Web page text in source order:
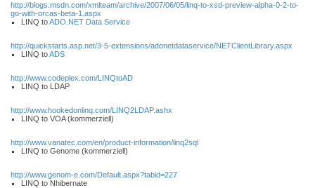
http://blogs.msdn.com/xmlteam/archive/2007/06/05/linq-to-xsd-preview-alpha-0-2-to-
go-with-orcas-beta-1.aspx
LINQ toADO.NET Data Service
http://quickstarts.asp.net/3-5-extensions/adonetdataservice/NETClientLibrary.aspx
LINQ toADS
http://www.codeplex.com/LINQtoAD
LINQ to LDAP
http://www.hookedonlinq.com/LINQ2LDAP.ashx
LINQ to VOA (kommerziell)
http://www.vanatec.com/en/product-information/linq2sql
LINQ to Genome (kommerziell)
http://www.genom-e.com/Default.aspx?tabid=227
LINQ to Nhibernate